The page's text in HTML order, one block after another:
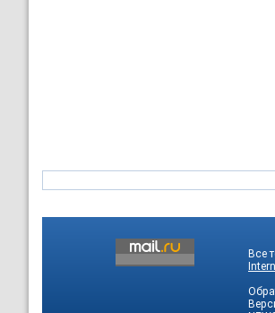
Все